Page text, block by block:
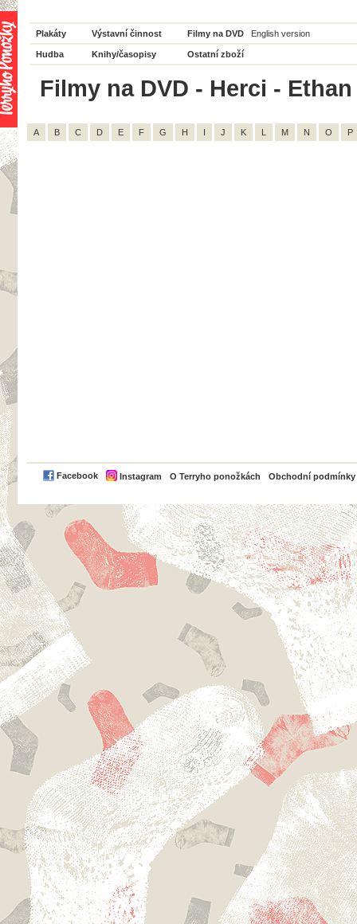
Plakáty Výstavní činnost Filmy na DVD English version
Hudba Knihy/časopisy Ostatní zboží
Filmy na DVD - Herci -
A B C D E F G H I J K L M N O P
Facebook Instagram O Terryho ponožkách Obchodní podmínky
PayPal